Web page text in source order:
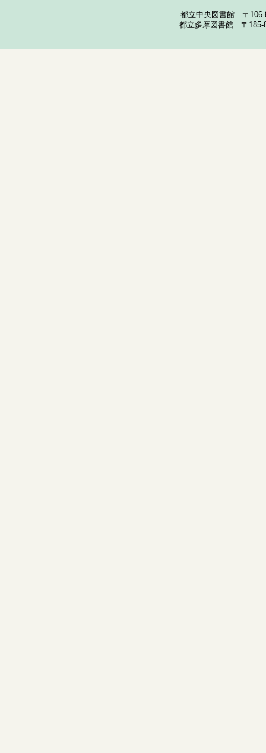
都立中央図書館 〒
都立多摩図書館 〒185-